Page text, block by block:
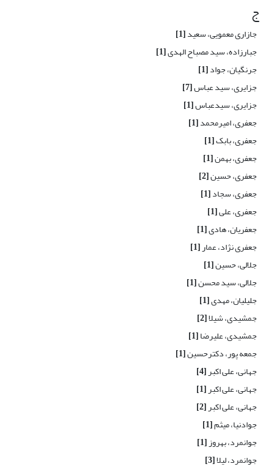
ج
جازاری معمویی، سعید[1]
جبارزاده، سید مصباح الهدی[1]
جرنگیان، جواد[1]
جزایری، سید عباس[7]
جزایری، سیدعباس[1]
جعفری، امیرمحمد[1]
جعفری، بابک[1]
جعفری، بهمن[1]
جعفری، حسین[2]
جعفری، سجاد[1]
جعفری، علی[1]
جعفریان، هادی[1]
جعفری نژاد، عمار[1]
جلالی، حسین[1]
جلالی، سید محسن[1]
جلیلیان، مهدی[1]
جمشیدی، شیلا[2]
جمشیدی، علیرضا[1]
جمعه پور، دکترحسین[1]
جهانی، علی اکبر[4]
جهانی، علی اکبر[1]
جهانی، علی اکبر[2]
جوادنیا، میثم[1]
جوانمرد، بهروز[1]
جوانمرد، لیلا[3]